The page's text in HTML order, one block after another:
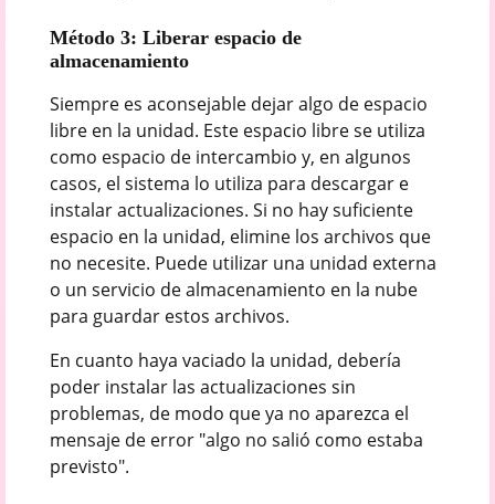
Método 3: Liberar espacio de
almacenamiento
Siempre es aconsejable dejar algo de espacio
libre en la unidad. Este espacio libre se utiliza
como espacio de intercambio y, en algunos
casos, el sistema lo utiliza para descargar e
instalar actualizaciones. Si no hay suficiente
espacio en la unidad, elimine los archivos que
no necesite. Puede utilizar una unidad externa
o un servicio de almacenamiento en la nube
para guardar estos archivos.
En cuanto haya vaciado la unidad, debería
poder instalar las actualizaciones sin
problemas, de modo que ya no aparezca el
mensaje de error "algo no salió como estaba
previsto".